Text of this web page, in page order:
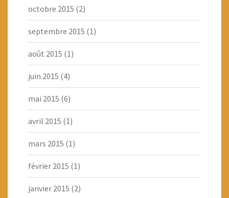
octobre 2015 (2)
septembre 2015 (1)
août 2015 (1)
juin 2015 (4)
mai 2015 (6)
avril 2015 (1)
mars 2015 (1)
février 2015 (1)
janvier 2015 (2)